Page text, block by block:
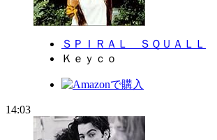
ＳＰＩＲＡＬ ＳＱＵＡＬＬ
Ｋｅｙｃｏ
14:03